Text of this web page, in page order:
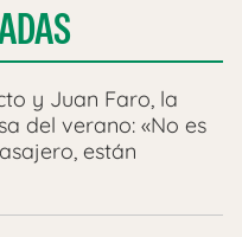
y Juan Faro, la
del verano: «No es
están